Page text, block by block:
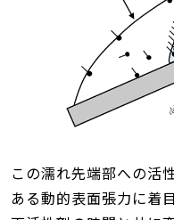
この濡れ先端部への活
ある動的表面張力に着